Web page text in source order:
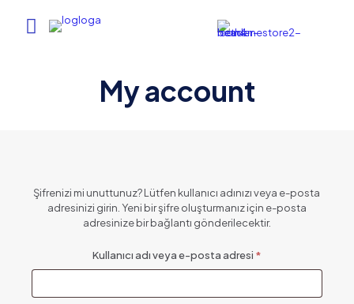
My account
Şifrenizi mi unuttunuz? Lütfen kullanıcı adınızı veya e-posta
adresinizi girin. Yeni bir şifre oluşturmanız için e-posta
adresinize bir bağlantı gönderilecektir.
Kullanıcı adı veya e-posta adresi *Gerekli